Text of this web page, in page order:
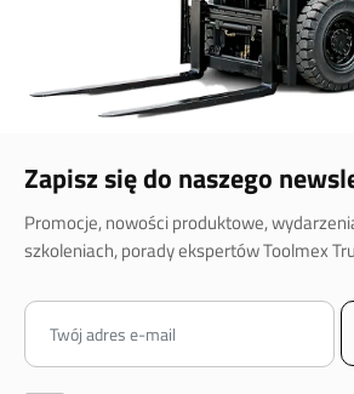
Zapisz się do naszego
Promocje, nowości produktowe,
szkoleniach, porady ekspertów Toolmex